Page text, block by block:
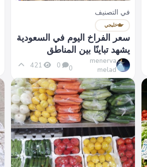
في التصنيف
خليجي
سعر الفراخ اليوم في السعودية
يشهد تباينًا بين المناطق
menerva
melad
0
421 0